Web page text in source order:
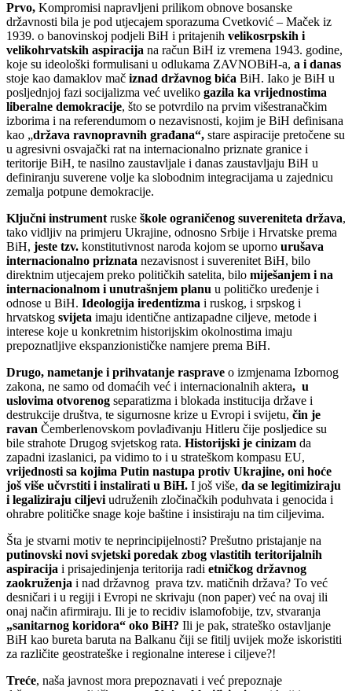
Prvo, Kompromisi napravljeni prilikom obnove bosanske
državnosti bila je pod utjecajem sporazuma Cvetković – Maček iz
1939. o banovinskoj podjeli BiH i pritajenih velikosrpskih i
velikohrvatskih aspiracija na račun BiH iz vremena 1943. godine,
koje su ideološki formulisani u odlukama ZAVNOBiH-a, a i danas
stoje kao damaklov mač iznad državnog bića BiH. Iako je BiH u
posljednjoj fazi socijalizma već uveliko gazila ka vrijednostima
liberalne demokracije, što se potvrdilo na prvim višestranačkim
izborima i na referendumom o nezavisnosti, kojim je BiH definisana
kao „država ravnopravnih građana“, stare aspiracije pretočene su
u agresivni osvajački rat na internacionalno priznate granice i
teritorije BiH, te nasilno zaustavljale i danas zaustavljaju BiH u
definiranju suverene volje ka slobodnim integracijama u zajednicu
zemalja potpune demokracije.
Ključni instrument ruske škole ograničenog suvereniteta država,
tako vidljiv na primjeru Ukrajine, odnosno Srbije i Hrvatske prema
BiH, jeste tzv. konstitutivnost naroda kojom se uporno urušava
internacionalno priznata nezavisnost i suverenitet BiH, bilo
direktnim utjecajem preko političkih satelita, bilo miješanjem i na
internacionalnom i unutrašnjem planu u političko uređenje i
odnose u BiH. Ideologija iredentizma i ruskog, i srpskog i
hrvatskog svijeta imaju identične antizapadne ciljeve, metode i
interese koje u konkretnim historijskim okolnostima imaju
prepoznatljive ekspanzionističke namjere prema BiH.
Drugo, nametanje i prihvatanje rasprave o izmjenama Izbornog
zakona, ne samo od domaćih već i internacionalnih aktera, u
uslovima otvorenog separatizma i blokada institucija države i
destrukcije društva, te sigurnosne krize u Evropi i svijetu, čin je
ravan Čemberlenovskom povlađivanju Hitleru čije posljedice su
bile strahote Drugog svjetskog rata. Historijski je cinizam da
zapadni izaslanici, pa vidimo to i u strateškom kompasu EU,
vrijednosti sa kojima Putin nastupa protiv Ukrajine, oni hoće
još više učvrstiti i instalirati u BiH. I još više, da se legitimiziraju
i legaliziraju ciljevi udruženih zločinačkih poduhvata i genocida i
ohrabre političke snage koje baštine i insistiraju na tim ciljevima.
Šta je stvarni motiv te neprincipijelnosti? Prešutno pristajanje na
putinovski novi svjetski poredak zbog vlastitih teritorijalnih
aspiracija i prisajedinjenja teritorija radi etničkog državnog
zaokruženja i nad državnog prava tzv. matičnih država? To već
desničari i u regiji i Evropi ne skrivaju (non paper) već na ovaj ili
onaj način afirmiraju. Ili je to recidiv islamofobije, tzv, stvaranja
„sanitarnog koridora“ oko BiH? Ili je pak, strateško ostavljanje
BiH kao bureta baruta na Balkanu čiji se fitilj uvijek može iskoristiti
za različite geostrateške i regionalne interese i ciljeve?!
Treće, naša javnost mora prepoznavati i već prepoznaje